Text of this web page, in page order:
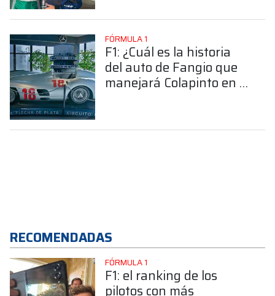
FÓRMULA 1
F1: ¿Cuál es la historia
del auto de Fangio que
manejará Colapinto en el
RECOMENDADAS
FÓRMULA 1
F1: el ranking de los
pilotos con más